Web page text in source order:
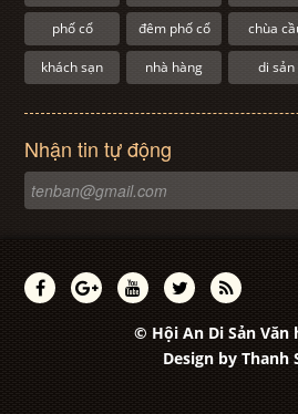
phố cổ đêm phố cổ chùa
khách sạn nhà hàng di sản
Nhận tin tự động
© Hội An Di Sản Văn
Design by Thanh